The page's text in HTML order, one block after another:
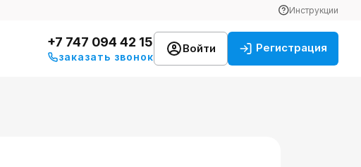
Инструкции
+7 747 094 42 15
заказать звонок
Войти Регистрация